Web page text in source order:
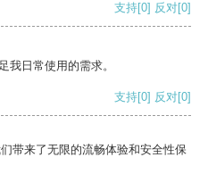
支持[0] 反对[0]
我日常使用的需求。
支持[0] 反对[0]
带来了无限的流畅体验和安全性保